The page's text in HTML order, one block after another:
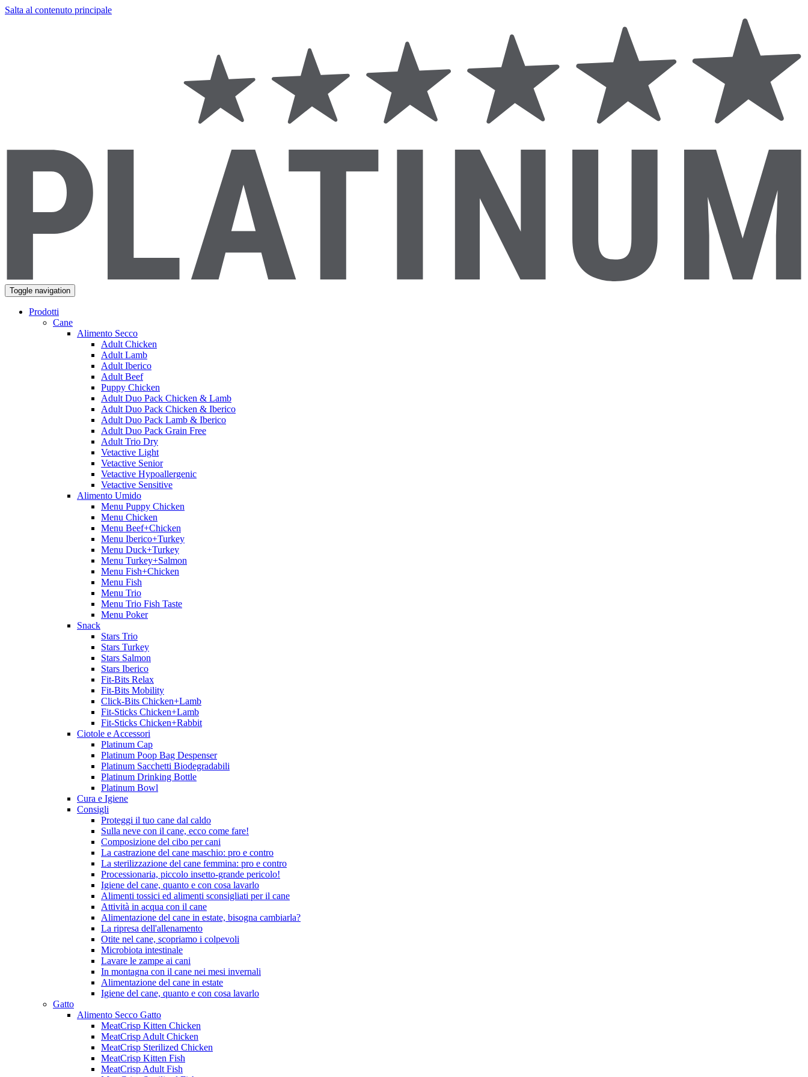
Salta al contenuto principale
Toggle navigation
Prodotti
Cane
Alimento Secco
Adult Chicken
Adult Lamb
Adult Iberico
Adult Beef
Puppy Chicken
Adult Duo Pack Chicken & Lamb
Adult Duo Pack Chicken & Iberico
Adult Duo Pack Lamb & Iberico
Adult Duo Pack Grain Free
Adult Trio Dry
Vetactive Light
Vetactive Senior
Vetactive Hypoallergenic
Vetactive Sensitive
Alimento Umido
Menu Puppy Chicken
Menu Chicken
Menu Beef+Chicken
Menu Iberico+Turkey
Menu Duck+Turkey
Menu Turkey+Salmon
Menu Fish+Chicken
Menu Fish
Menu Trio
Menu Trio Fish Taste
Menu Poker
Snack
Stars Trio
Stars Turkey
Stars Salmon
Stars Iberico
Fit-Bits Relax
Fit-Bits Mobility
Click-Bits Chicken+Lamb
Fit-Sticks Chicken+Lamb
Fit-Sticks Chicken+Rabbit
Ciotole e Accessori
Platinum Cap
Platinum Poop Bag Despenser
Platinum Sacchetti Biodegradabili
Platinum Drinking Bottle
Platinum Bowl
Cura e Igiene
Consigli
Proteggi il tuo cane dal caldo
Sulla neve con il cane, ecco come fare!
Composizione del cibo per cani
La castrazione del cane maschio: pro e contro
La sterilizzazione del cane femmina: pro e contro
Processionaria, piccolo insetto-grande pericolo!
Igiene del cane, quanto e con cosa lavarlo
Alimenti tossici ed alimenti sconsigliati per il cane
Attività in acqua con il cane
Alimentazione del cane in estate, bisogna cambiarla?
La ripresa dell'allenamento
Otite nel cane, scopriamo i colpevoli
Microbiota intestinale
Lavare le zampe ai cani
In montagna con il cane nei mesi invernali
Alimentazione del cane in estate
Igiene del cane, quanto e con cosa lavarlo
Gatto
Alimento Secco Gatto
MeatCrisp Kitten Chicken
MeatCrisp Adult Chicken
MeatCrisp Sterilized Chicken
MeatCrisp Kitten Fish
MeatCrisp Adult Fish